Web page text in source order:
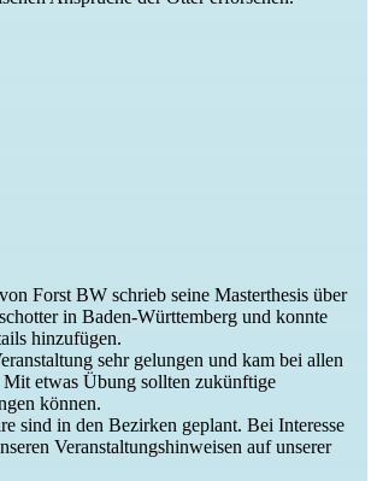
Forst BW schrieb seine Masterthesis über
in Baden-Württemberg und konnte
hinzufügen.
sehr gelungen und kam bei allen
etwas Übung sollten zukünftige
können.
sind in den Bezirken geplant. Bei Interesse
Veranstaltungshinweisen auf unserer